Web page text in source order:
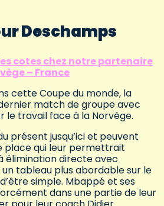
Deschamps
cotes chez notre partenaire
– France
cette Coupe du monde, la
match de groupe avec
le travail face à la Norvège.
présent jusqu’ici et peuvent
place qui leur permettrait
élimination directe avec
tableau plus abordable sur le
simple. Mbappé et ses
dans une partie de leur